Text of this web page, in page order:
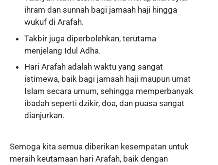
ihram dan sunnah bagi jamaah haji hingga
wukuf di Arafah.
Takbir juga diperbolehkan, terutama
menjelang Idul Adha.
Hari Arafah adalah waktu yang sangat
istimewa, baik bagi jamaah haji maupun umat
Islam secara umum, sehingga memperbanyak
ibadah seperti dzikir, doa, dan puasa sangat
dianjurkan.
Semoga kita semua diberikan kesempatan untuk
meraih keutamaan hari Arafah, baik dengan